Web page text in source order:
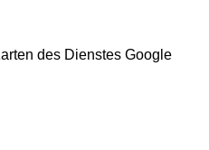
des Dienstes Google